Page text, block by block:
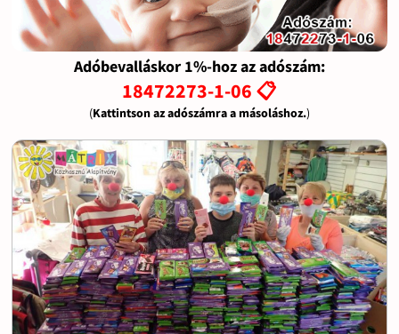
Adóbevalláskor 1%-hoz az adószám:
18472273-1-06 📋
(Kattintson az adószámra a másoláshoz.)